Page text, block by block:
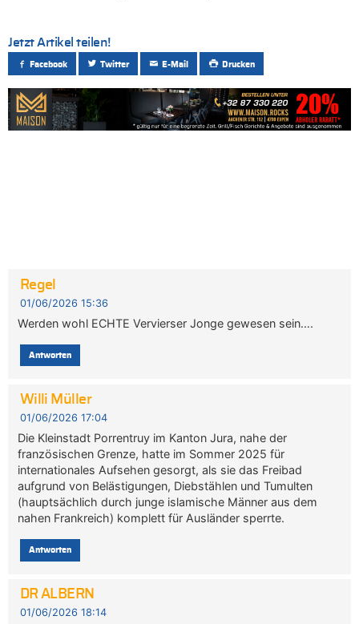
Jetzt Artikel teilen!
Facebook Twitter E-Mail Drucken
Regel
01/06/2026 15:36
Werden wohl ECHTE Vervierser Jonge gewesen sein….
Antworten
Willi Müller
01/06/2026 17:04
Die Kleinstadt Porrentruy im Kanton Jura, nahe der
französischen Grenze, hatte im Sommer 2025 für
internationales Aufsehen gesorgt, als sie das Freibad
aufgrund von Belästigungen, Diebstählen und Tumulten
(hauptsächlich durch junge islamische Männer aus dem
nahen Frankreich) komplett für Ausländer sperrte.
Antworten
DR ALBERN
01/06/2026 18:14